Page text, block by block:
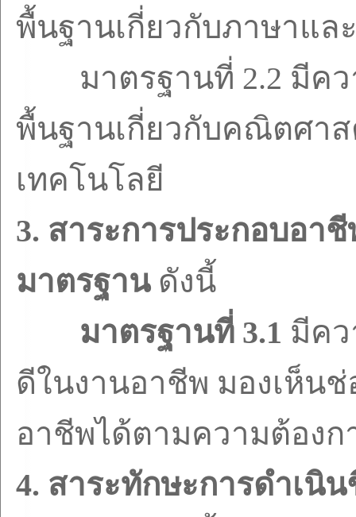
พื้นฐานเกี่ยวกับภาษาแล
มาตรฐานที่ 2.2 มีคว
พื้นฐานเกี่ยวกับคณิตศา
เทคโนโลยี
3. สาระการประกอบอา
มาตรฐาน ดังนี้
มาตรฐานที่ 3.1 มีคว
ดีในงานอาชีพ มองเห็น
อาชีพได้ตามความต้องก
4. สาระทักษะการดำเนิ